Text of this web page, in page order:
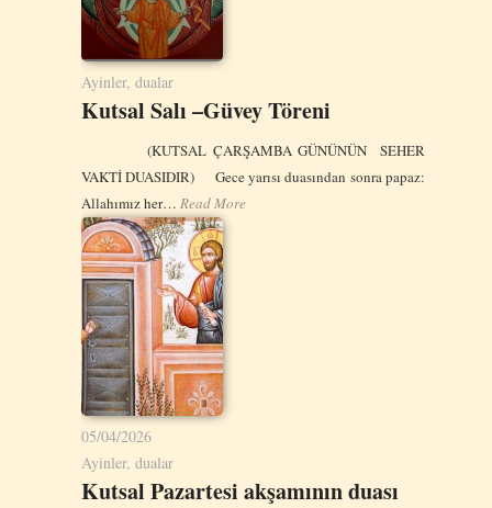
Ayinler, dualar
Kutsal Salı –Güvey Töreni
(KUTSAL ÇARŞAMBA GÜNÜNÜN SEHER
VAKTİ DUASΙDIR) Gece yarısı duasından sonra papaz:
Allahımız her… Read More
05/04/2026
Ayinler, dualar
Kutsal Pazartesi akşamının duası